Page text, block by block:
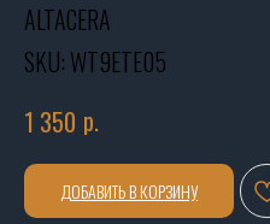
ALTACERA
SKU: WT9ETE05
1 350 р.
ДОБАВИТЬ В КОРЗИНУ